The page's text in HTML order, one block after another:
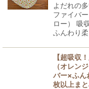
よだれの
ファイバ
ロー） 吸
ふんわり
【超吸収
（オレン
バー×ふん
枚以上ま